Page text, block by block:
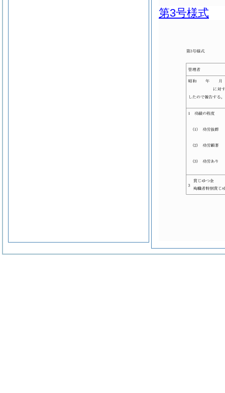
第3号様式